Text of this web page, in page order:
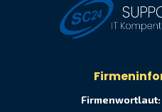
Firmenwortlaut: